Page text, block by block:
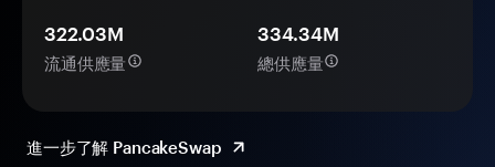
322.03M
流通供應量
334.34M
總供應量
進一步了解 PancakeSwap